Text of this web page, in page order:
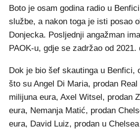
Boto je osam godina radio u
službe, a nakon toga je isti posao
Donjecka. Posljednji angažman
PAOK-u, gdje se zadržao od 2021.
Dok je bio šef skautinga u Benfici,
što su Angel Di Maria, prodan
milijuna eura, Axel Witsel, prodan
eura, Nemanja Matić, prodan
eura, David Luiz, prodan u